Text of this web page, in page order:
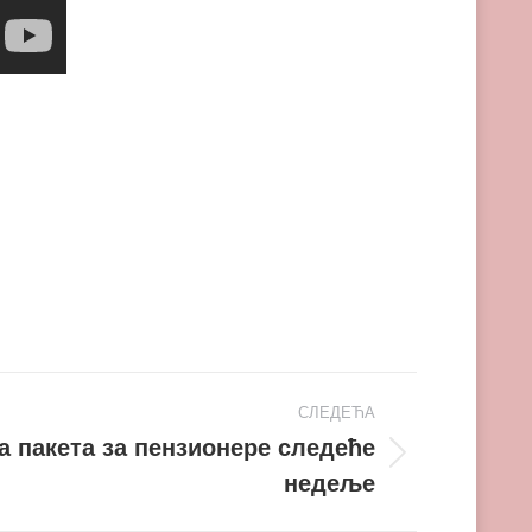
СЛЕДЕЋА
пакета за пензионере следеће
недеље